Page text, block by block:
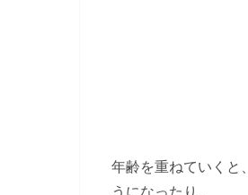
年齢を重ねていくと
うになったり。